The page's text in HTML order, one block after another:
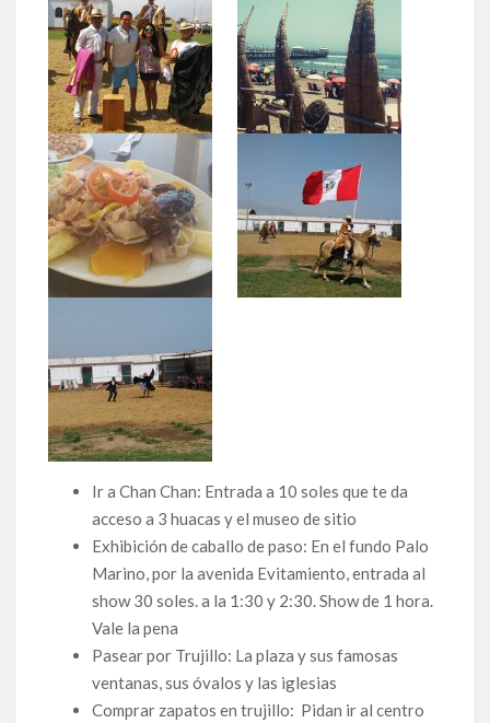
Ir a Chan Chan: Entrada a 10 soles que te da
acceso a 3 huacas y el museo de sitio
Exhibición de caballo de paso: En el fundo Palo
Marino, por la avenida Evitamiento, entrada al
show 30 soles. a la 1:30 y 2:30. Show de 1 hora.
Vale la pena
Pasear por Trujillo: La plaza y sus famosas
ventanas, sus óvalos y las iglesias
Comprar zapatos en trujillo: Pidan ir al centro